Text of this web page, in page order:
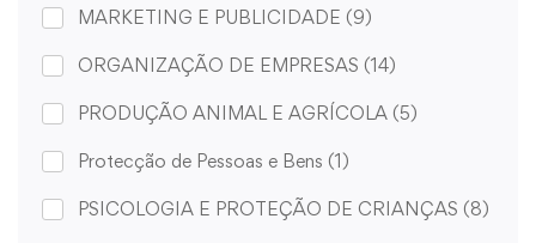
MARKETING E PUBLICIDADE (9)
ORGANIZAÇÃO DE EMPRESAS (14)
PRODUÇÃO ANIMAL E AGRÍCOLA (5)
Protecção de Pessoas e Bens (1)
PSICOLOGIA E PROTEÇÃO DE CRIANÇAS (8)